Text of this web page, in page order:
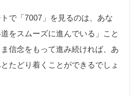
で「7007」を見るのは、あな
をスムーズに進んでいる」こと
信念をもって進み続ければ、あ
たどり着くことができるでしょ